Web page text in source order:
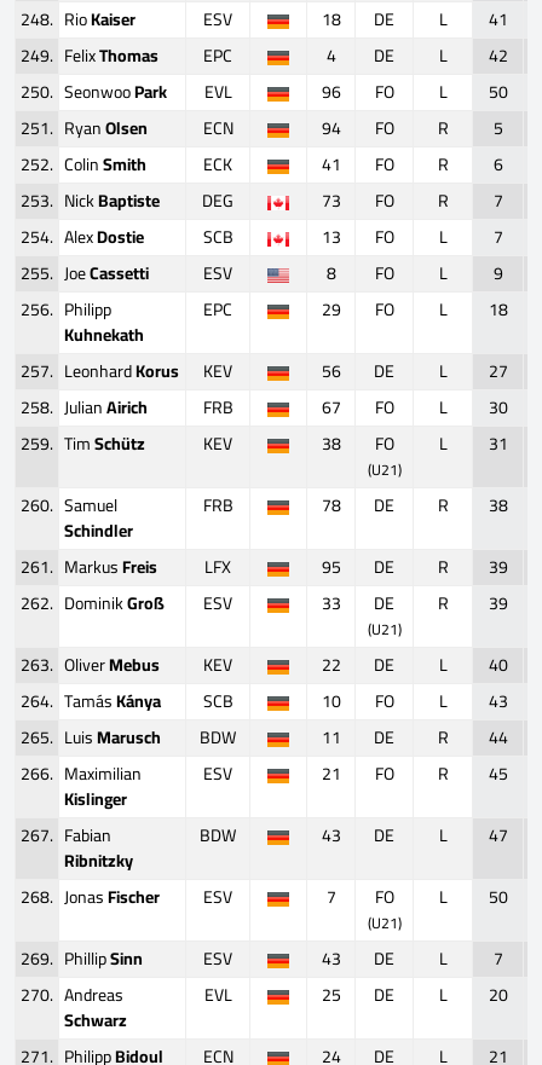
248. RioKaiser ESV 18 DE L 41
249. FelixThomas EPC 4 DE L 42
250. SeonwooPark EVL 96 FO L 50
251. RyanOlsen ECN 94 FO R 5
252. ColinSmith ECK 41 FO R 6
253. NickBaptiste DEG 73 FO R 7
254. AlexDostie SCB 13 FO L 7
255. JoeCassetti ESV 8 FO L 9
256. Philipp
Kuhnekath
EPC 29 FO L 18
257. LeonhardKorus KEV 56 DE L 27
258. JulianAirich FRB 67 FO L 30
259. TimSchütz KEV 38 FO
(U21)
L 31
260. Samuel
Schindler
FRB 78 DE R 38
261. MarkusFreis LFX 95 DE R 39
262. DominikGroß ESV 33 DE
(U21)
R 39
263. OliverMebus KEV 22 DE L 40
264. TamásKánya SCB 10 FO L 43
265. LuisMarusch BDW 11 DE R 44
266. Maximilian
Kislinger
ESV 21 FO R 45
267. Fabian
Ribnitzky
BDW 43 DE L 47
268. JonasFischer ESV 7 FO
(U21)
L 50
269. PhillipSinn ESV 43 DE L 7
270. Andreas
Schwarz
EVL 25 DE L 20
271. PhilippBidoul ECN 24 DE L 21